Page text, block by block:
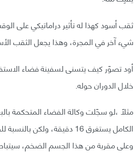
ثقب أسود كهذا له تأثير دراماتيكي على
شيء آخر في المجرة، وهذا يجعل الثقب
أود تصوّر كيف يتسنى لسفينة فضاء
خلال الدوران حوله.
مثلًا ،لو سجّلت وكالة الفضاء المتحكمة
الكامل يستغرق 16 دقيقة، ولكن
وعلى مقربة من هذا الجسم الضخم،